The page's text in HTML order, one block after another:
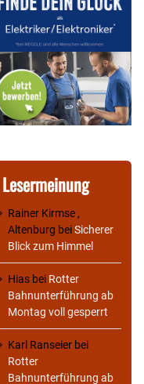
Lesermeinung
Rainer Kirmse ,
Altenburg beiSicherer
Blick zum Himmel
Hias bei Rotter
Bahnunterführung ab
Montag voll gesperrt
Karl Ranseier bei
Rotter
Bahnunterführung ab